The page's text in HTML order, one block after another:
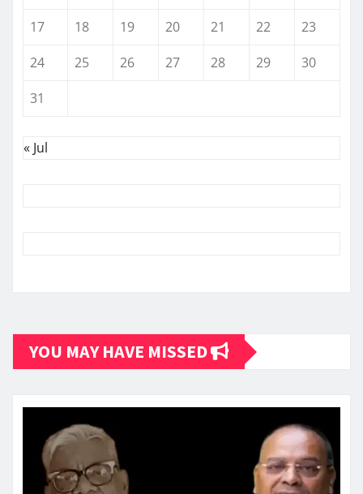
17
18 19 20 21 22
23
24
25 26 27 28 29
30
31
« Jul
YOU MAY HAVE MISSED